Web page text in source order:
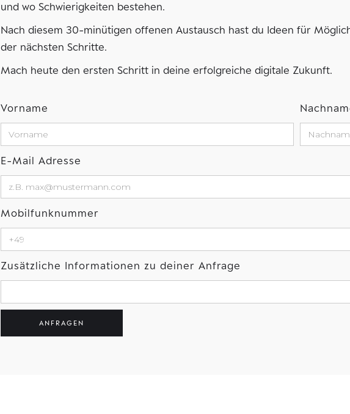
und wo Schwierigkeiten bestehen.
Nach diesem 30-minütigen offenen Austausch hast du Ideen für
der nächsten Schritte.
Mach heute den ersten Schritt in deine erfolgreiche digitale Zukunft.
Vorname
E-Mail Adresse
Mobilfunknummer
Zusätzliche Informationen zu deiner Anfrage